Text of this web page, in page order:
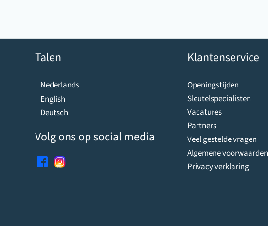
Talen
Nederlands
English
Deutsch
Volg ons op social media
Klantenservice
Openingstijden
Sleutelspecialisten
Vacatures
Partners
Veel gestelde vragen
Algemene voorwaarden
Privacy verklaring